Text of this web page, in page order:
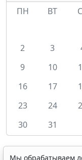
ПН
ВТ
2
3
9
10
16
17
23
24
30
31
Мы обрабатываем